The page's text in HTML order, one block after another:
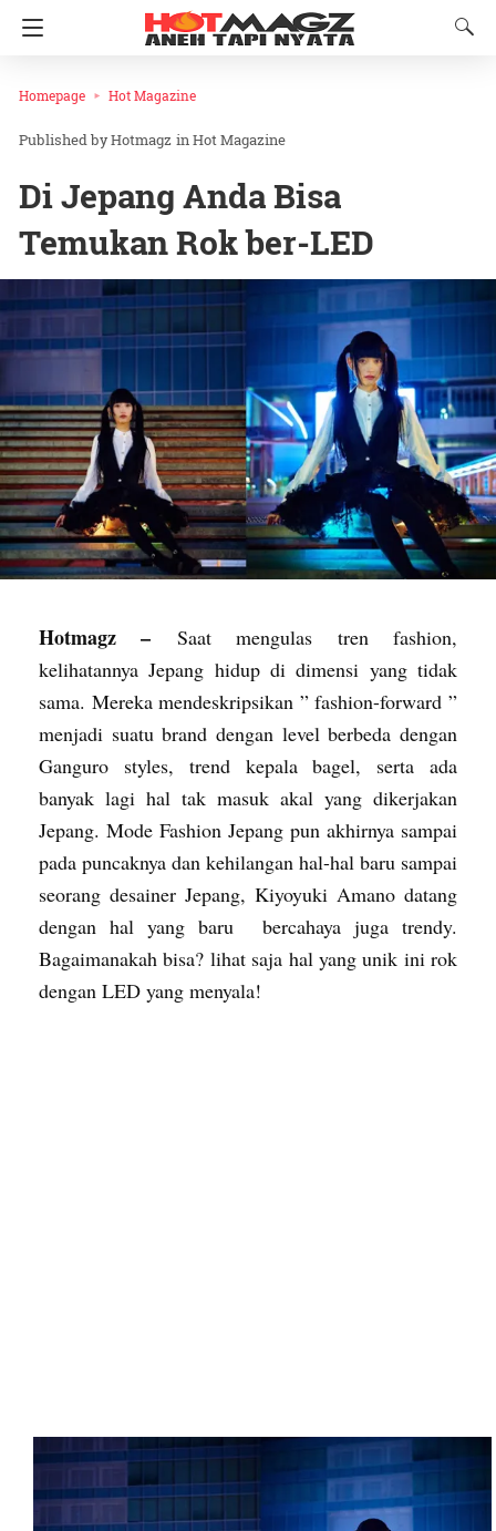
Homepage Hot Magazine
Hotmagz inHot Magazine
Di Jepang Anda Bisa
Temukan Rok ber-LED
Hotmagz – Saat mengulas tren fashion,
kelihatannya Jepang hidup di dimensi yang tidak
sama. Mereka mendeskripsikan ” fashion-forward ”
menjadi suatu brand dengan level berbeda dengan
Ganguro styles, trend kepala bagel, serta ada
banyak lagi hal tak masuk akal yang dikerjakan
Jepang. Mode Fashion Jepang pun akhirnya sampai
pada puncaknya dan kehilangan hal-hal baru sampai
seorang desainer Jepang, Kiyoyuki Amano datang
dengan hal yang baru bercahaya juga trendy.
Bagaimanakah bisa? lihat saja hal yang unik ini rok
dengan LED yang menyala!